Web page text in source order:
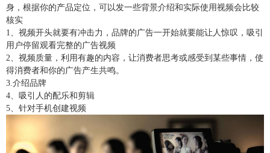
身，根据你的产品定位，可以发一些背景介绍和实际使用视频会比较
核实
1
、视频开头就要有冲击力，品牌的广告一开始就要能让人惊叹，吸引
用户停留观看完整的广告视频
2 、视频质量，利用有趣的内容，让消费者思考或感受到某些事情，使
得消费者和你的广告产生共鸣。
3. 介绍品牌
4 、吸引人的配乐和剪辑
5 、针对手机创建视频